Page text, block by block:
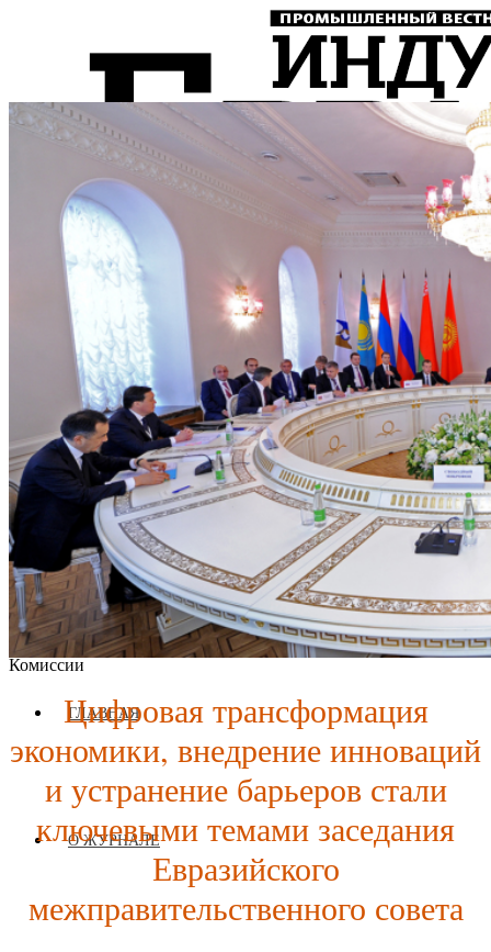
Журнал аккредитован при Евразийской Экономической
Комиссии
ГЛАВНАЯ
О ЖУРНАЛЕ
Цифровая трансформация
экономики, внедрение инноваций
и устранение барьеров стали
ключевыми темами заседания
Евразийского
межправительственного совета